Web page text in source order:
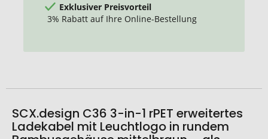
Exklusiver Preisvorteil
3% Rabatt auf Ihre Online-Bestellung
SCX.design C36 3-in-1 rPET erweitertes
Ladekabel mit Leuchtlogo in rundem